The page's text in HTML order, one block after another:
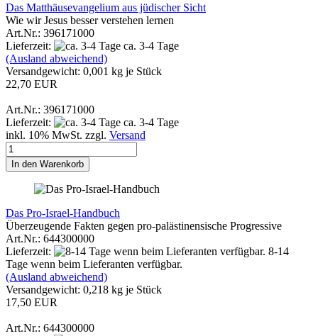
Das Matthäusevangelium aus jüdischer Sicht
Wie wir Jesus besser verstehen lernen
Art.Nr.: 396171000
Lieferzeit:
ca. 3-4 Tage
(Ausland abweichend)
Versandgewicht: 0,001 kg je Stück
22,70 EUR
Art.Nr.: 396171000
Lieferzeit:
ca. 3-4 Tage
inkl. 10% MwSt. zzgl. Versand
In den Warenkorb
Das Pro-Israel-Handbuch
Überzeugende Fakten gegen pro-palästinensische Progressive
Art.Nr.: 644300000
Lieferzeit:
8-14
Tage wenn beim Lieferanten verfügbar.
(Ausland abweichend)
Versandgewicht: 0,218 kg je Stück
17,50 EUR
Art.Nr.: 644300000